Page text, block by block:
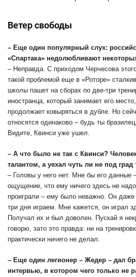
Ветер свободы
– Еще один популярный слух:
«Спартака» недолюбливают
– Неправда. С приходом Черчесова
такой проблемой еще в «Роторе»
школы пашет на сборах по две-три
иностранца, который занимает его
продолжает ковыряться в дубле. Но
относятся одинаково – будь ты
Видите, Квинси уже ушел.
– А что было не так с Квинси?
талантом, а уехал чуть ли не под
– Головы у него нет. Мне бы его данные
ощущение, что ему ничего здесь не
проиграли – ему было неважно. Он
три дня играем. Мне кажется, он играл
Получал их и был доволен. Пускай я
говорю, зато это правда: ни на
практически ничего не делал.
– Еще один легионер – Жедер – дал
интервью, в котором чего только не